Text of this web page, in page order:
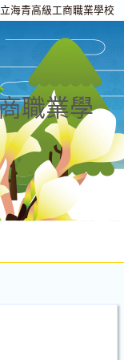
海青高級工商職業學校
職業學